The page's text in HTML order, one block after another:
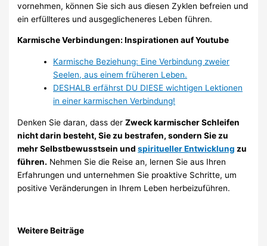
vornehmen, können Sie sich aus diesen Zyklen befreien und
ein erfüllteres und ausgeglicheneres Leben führen.
Karmische Verbindungen: Inspirationen auf Youtube
Karmische Beziehung: Eine Verbindung zweier
Seelen, aus einem früheren Leben.
DESHALB erfährst DU DIESE wichtigen Lektionen
in einer karmischen Verbindung!
Denken Sie daran, dass derZweck karmischer Schleifen
nicht darin besteht, Sie zu bestrafen, sondern Sie zu
mehr Selbstbewusstsein undspiritueller Entwicklung zu
führen. Nehmen Sie die Reise an, lernen Sie aus Ihren
Erfahrungen und unternehmen Sie proaktive Schritte, um
positive Veränderungen in Ihrem Leben herbeizuführen.
Weitere Beiträge